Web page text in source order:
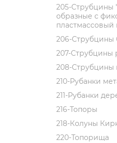
205-Струбцины
образные с
пластмассовый
206-Струбцины
207-Струбцины
208-Струбцины
210-Рубанки
211-Рубанки
216-Топоры
218-Колуны
220-Топорища